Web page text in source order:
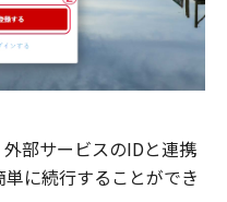
部サービスのIDと連携
に続行することができ